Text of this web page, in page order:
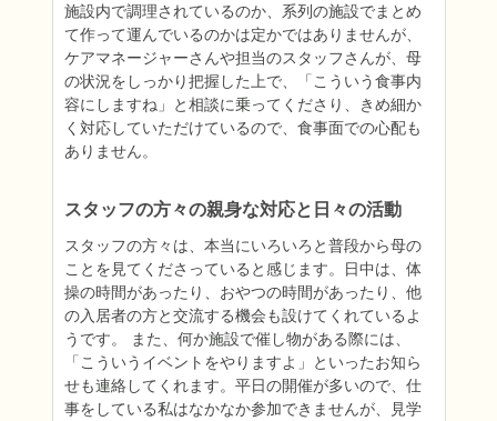
施設内で調理されているのか、系列の施設でまとめ
て作って運んでいるのかは定かではありませんが、
ケアマネージャーさんや担当のスタッフさんが、母
の状況をしっかり把握した上で、「こういう食事内
容にしますね」と相談に乗ってくださり、きめ細か
く対応していただけているので、食事面での心配も
ありません。
スタッフの方々の親身な対応と日々の活動
スタッフの方々は、本当にいろいろと普段から母の
ことを見てくださっていると感じます。日中は、体
操の時間があったり、おやつの時間があったり、他
の入居者の方と交流する機会も設けてくれているよ
うです。 また、何か施設で催し物がある際には、
「こういうイベントをやりますよ」といったお知ら
せも連絡してくれます。平日の開催が多いので、仕
事をしている私はなかなか参加できませんが、見学